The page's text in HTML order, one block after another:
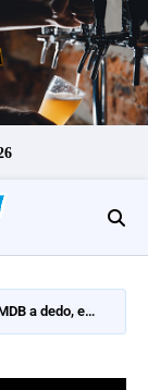
a dedo, e